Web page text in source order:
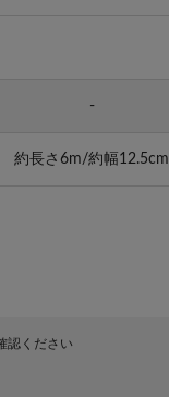
-
約長さ6m/約幅12.5cm
認ください